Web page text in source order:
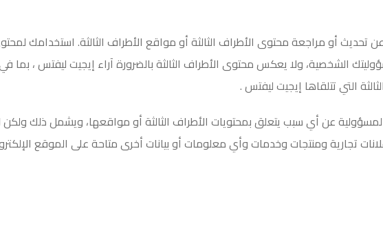
أو مراجعة محتوى الأطراف الثالثة أو مواقع الأطراف الثالثة. استخدامك
الشخصية، ولا يعكس محتوى الأطراف الثالثة بالضرورة آراء إيجيت ليفتس ، بما
التي تتلقاها إيجيت ليفتس.
عن أي سبب يتعلق بمحتويات الأطراف الثالثة أو مواقعها، ويشمل ذلك ولكن
تجارية ومنتجات وخدمات وأي معلومات أو بيانات أخرى متاحة على الموقع